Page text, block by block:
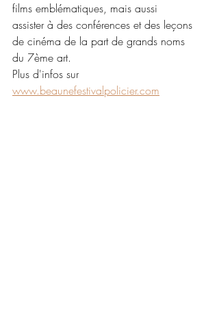
films emblématiques, mais aussi
assister à des conférences et des leçons
de cinéma de la part de grands noms
du 7ème art.
Plus d'infos sur
www.beaunefestivalpolicier.com